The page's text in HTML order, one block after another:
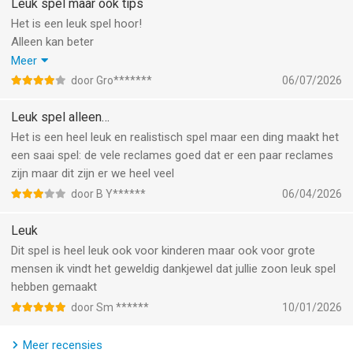
EIGENSCHAPPEN van Auto Parkeer - Rijschool:
Veel verschillende voertuigen om te besturen - auto, bus,
vrachtwagen, bestelwagen en meer
Snelle en furieuze auto's - SUV, Sedan, Hatchback, Luxe, MUV
Enorme open wereld om rond te rijden
Leer 60 verkeersborden
Voltooi spannende missies
Leer parkeren
Meer dan 100 niveaus om te spelen
Soepele en realistische handling van alle voertuigen
Realistische spelgeluiden
Verbluffende 3D-graphics
Gratis rijden
Krijg nu Auto Parkeer - Rijschool!
------------------------------------------------
Leuk spel maar ook tips
Het is een leuk spel hoor!
Alleen kan beter
Als ik bij een stoplicht sta te wachten dan staat ie heel lang op
rood
En het zou leuker zijn als je kan eten buiten ,
Voor de rest wel goed hoor
Meer
door Gro******* 06/07/2026
Leuk spel alleen…
Het is een heel leuk en realistisch spel maar een ding maakt het
een saai spel: de vele reclames goed dat er een paar reclames
zijn maar dit zijn er we heel veel
door B Y****** 06/04/2026
Leuk
Dit spel is heel leuk ook voor kinderen maar ook voor grote
mensen ik vindt het geweldig dankjewel dat jullie zoon leuk spel
hebben gemaakt
door Sm ****** 10/01/2026
Meer recensies